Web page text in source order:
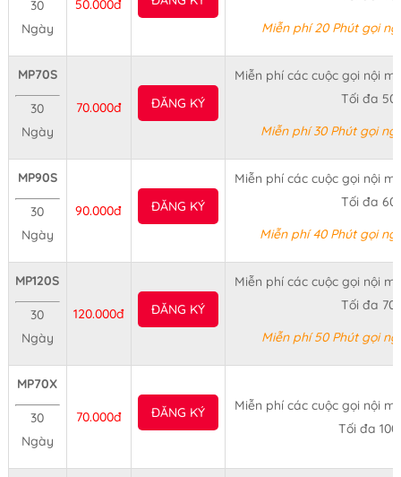
30
Ngày
50.000đ
Miễn phí 20 Phút gọi
MP70S
30
Ngày
70.000đ ĐĂNG KÝ
Miễn phí các cuộc gọi nội
Tối đa
Miễn phí 30 Phút gọi
MP90S
30
Ngày
90.000đ ĐĂNG KÝ
Miễn phí các cuộc gọi nội
Tối đa
Miễn phí 40 Phút gọi
MP120S
30
Ngày
120.000đ ĐĂNG KÝ
Miễn phí các cuộc gọi nội
Tối đa
Miễn phí 50 Phút gọi
MP70X
30
Ngày
70.000đ ĐĂNG KÝ
Miễn phí các cuộc gọi nội
Tối đa